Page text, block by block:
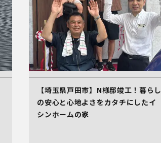
【埼玉県戸田市】N様邸竣工！暮らし
の安心と心地よさをカタチにしたイ
シンホームの家